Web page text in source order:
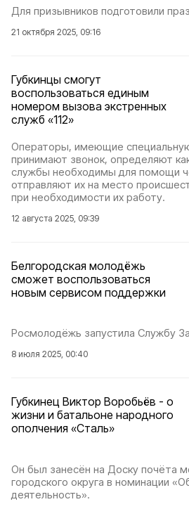
Для призывников подготовили
21 октября 2025, 09:16
Губкинцы смогут
воспользоваться единым
номером вызова экстренных
служб «112»
Операторы, имеющие
принимают звонок, определяют
службы необходимы для помощи
отправляют их на место
при необходимости их работу.
12 августа 2025, 09:39
Белгородская молодёжь
сможет воспользоваться
новым сервисом поддержки
Росмолодёжь запустила Службу
8 июля 2025, 00:40
Губкинец Виктор Воробьёв - о
жизни и батальоне народного
ополчения «Сталь»
Он был занесён на Доску почёта
городского округа в номинации
деятельность».